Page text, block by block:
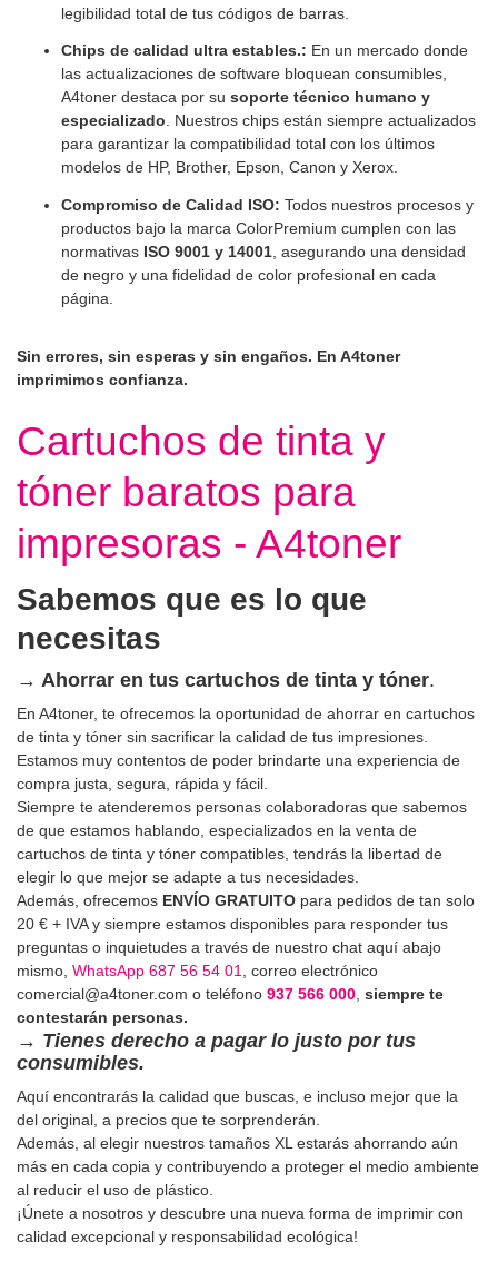
legibilidad total de tus códigos de barras.
Chips de calidad ultra estables.: En un mercado donde
las actualizaciones de software bloquean consumibles,
A4toner destaca por su soporte técnico humano y
especializado . Nuestros chips están siempre actualizados
para garantizar la compatibilidad total con los últimos
modelos de HP, Brother, Epson, Canon y Xerox.
Compromiso de Calidad ISO: Todos nuestros procesos y
productos bajo la marca ColorPremium cumplen con las
normativas ISO 9001 y 14001 , asegurando una densidad
de negro y una fidelidad de color profesional en cada
página.
Sin errores, sin esperas y sin engaños. En A4toner
imprimimos confianza.
Cartuchos de tinta y
tóner baratos para
impresoras - A4toner
Sabemos que es lo que
necesitas
→ Ahorrar en tus cartuchos de tinta y tóner.
En A4toner, te ofrecemos la oportunidad de ahorrar en cartuchos
de tinta y tóner sin sacrificar la calidad de tus impresiones.
Estamos muy contentos de poder brindarte una experiencia de
compra justa, segura, rápida y fácil.
Siempre te atenderemos personas colaboradoras que sabemos
de que estamos hablando, especializados en la venta de
cartuchos de tinta y tóner compatibles, tendrás la libertad de
elegir lo que mejor se adapte a tus necesidades.
Además, ofrecemos ENVÍO GRATUITO para pedidos de tan solo
20 € + IVA y siempre estamos disponibles para responder tus
preguntas o inquietudes a través de nuestro chat aquí abajo
mismo, WhatsApp 687 56 54 01, correo electrónico
comercial@a4toner.com o teléfono 937 566 000, siempre te
contestarán personas.
→ Tienes derecho a pagar lo justo por tus
consumibles.
Aquí encontrarás la calidad que buscas, e incluso mejor que la
del original, a precios que te sorprenderán.
Además, al elegir nuestros tamaños XL estarás ahorrando aún
más en cada copia y contribuyendo a proteger el medio ambiente
al reducir el uso de plástico.
¡Únete a nosotros y descubre una nueva forma de imprimir con
calidad excepcional y responsabilidad ecológica!